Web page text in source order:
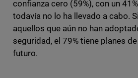
confianza cero (59%), con un
todavía no lo ha llevado a cabo.
aquellos que aún no han
seguridad, el 79% tiene planes
futuro.